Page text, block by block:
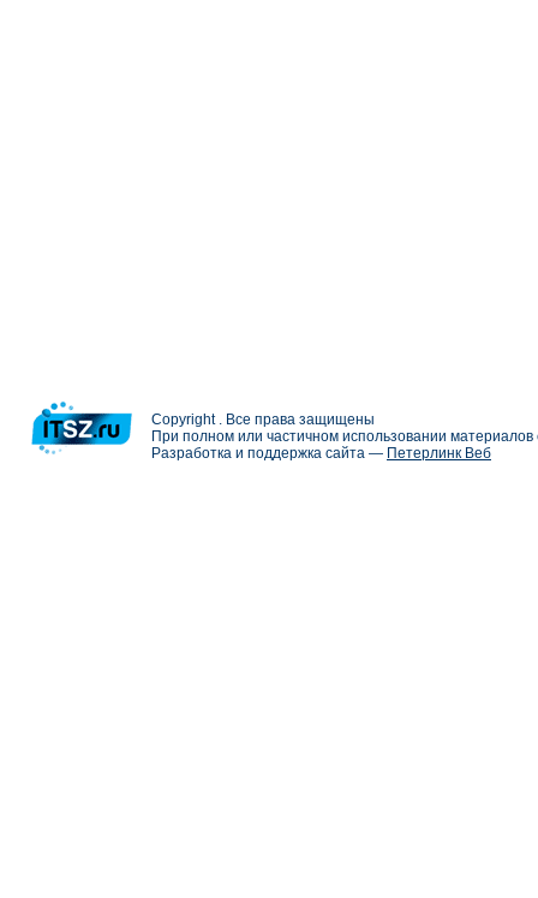
Copyright . Все права защищены
При полном или частичном использовании
Разработка и поддержка сайта — Петерлинк Веб